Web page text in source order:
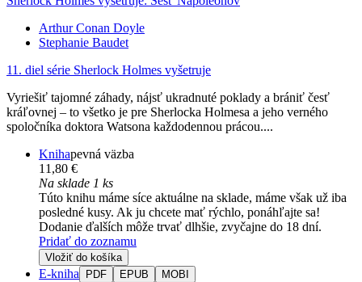
Arthur Conan Doyle
Stephanie Baudet
11. diel série Sherlock Holmes vyšetruje
Vyriešiť tajomné záhady, nájsť ukradnuté poklady a brániť česť
kráľovnej – to všetko je pre Sherlocka Holmesa a jeho verného
spoločníka doktora Watsona každodennou prácou....
Knihapevná väzba
11,80 €
Na sklade 1 ks
Túto knihu máme síce aktuálne na sklade, máme však už iba
posledné kusy. Ak ju chcete mať rýchlo, ponáhľajte sa!
Dodanie ďalších môže trvať dlhšie, zvyčajne do 18 dní.
Pridať do zoznamu
Vložiť do košíka
E-kniha PDF EPUB MOBI